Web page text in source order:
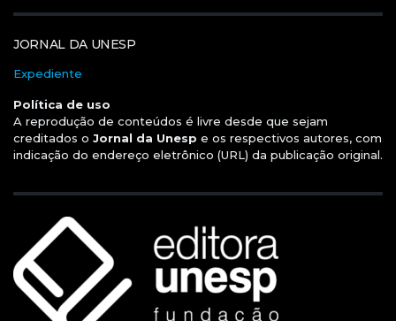
JORNAL DA UNESP
Expediente
Política de uso
A reprodução de conteúdos é livre desde que sejam
creditados o Jornal da Unesp e os respectivos autores, com
indicação do endereço eletrônico (URL) da publicação original.